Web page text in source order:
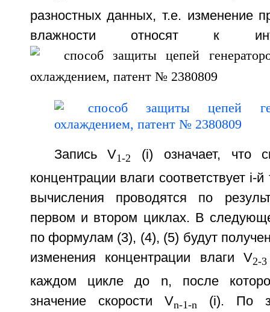
разностных данных, т.е. изменение
влажности относят к
Запись V1-2
(i) означает, что
концентрации влаги соответствует i-
вычисления проводятся по
первом и втором циклах. В
по формулам (3), (4), (5) будут
изменения концентрации влаги V2-3
каждом цикле до n, после
значение скорости Vn-1-n (i). По